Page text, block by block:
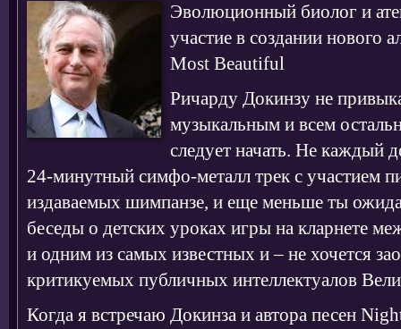
Эволюционный биолог и
участие в создании нового
Most Beautiful
Ричарду Докинзу не
музыкальным и всем
следует начать. Не каждый
24-минутный симфо-металл трек с участием
издаваемых шимпанзе, и еще меньше ты
беседы о детских уроках игры на кларнете
и одним из самых известных и – не хочется
критикуемых публичных интеллектуалов
Когда я встречаю Докинза и автора песен